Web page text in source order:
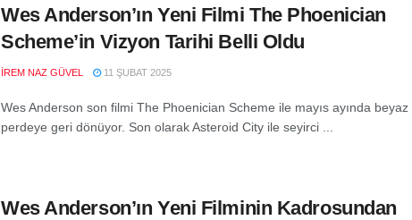
Wes Anderson’ın Yeni Filmi The Phoenician
Scheme’in Vizyon Tarihi Belli Oldu
İREM NAZ GÜVEL 11 ŞUBAT 2025
Wes Anderson son filmi The Phoenician Scheme ile mayıs ayında beyaz
perdeye geri dönüyor. Son olarak Asteroid City ile seyirci ...
Wes Anderson’ın Yeni Filminin Kadrosundan